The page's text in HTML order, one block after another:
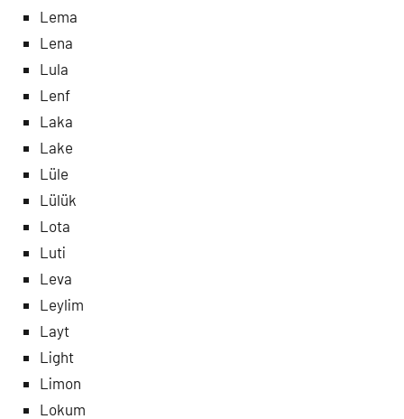
Lema
Lena
Lula
Lenf
Laka
Lake
Lüle
Lülük
Lota
Luti
Leva
Leylim
Layt
Light
Limon
Lokum